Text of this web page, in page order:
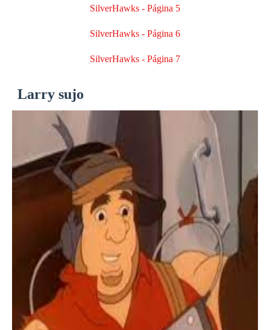
SilverHawks - Página 5
SilverHawks - Página 6
SilverHawks - Página 7
Larry sujo